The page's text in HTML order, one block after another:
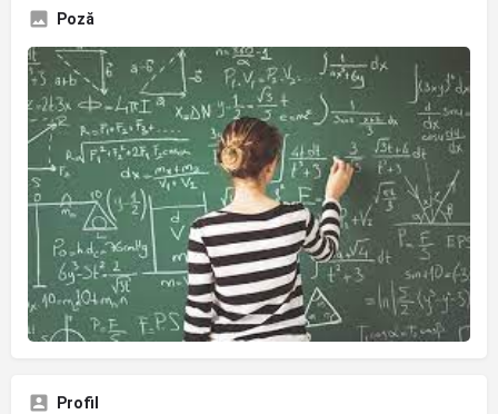
Poză
Profil